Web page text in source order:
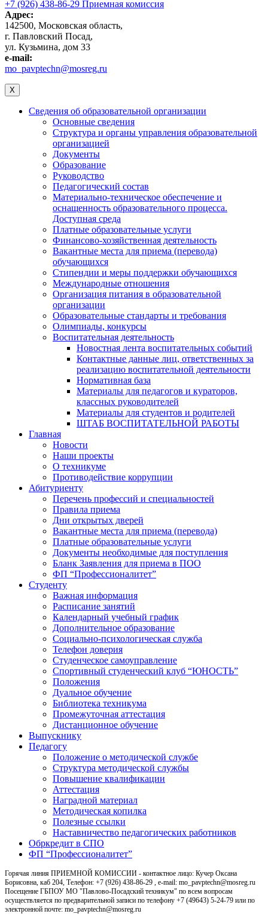
+7 (926) 438-86-29 Приемная комиссия
Адрес:
142500, Московская область,
г. Павловский Посад,
ул. Кузьмина, дом 33
e-mail:
mo_pavptechn@mosreg.ru
X
Сведения об образовательной организации
Основные сведения
Структура и органы управления образовательной
организацией
Документы
Образование
Руководство
Педагогический состав
Материально-техническое обеспечение и
оснащенность образовательного процесса.
Доступная среда
Платные образовательные услуги
Финансово-хозяйственная деятельность
Вакантные места для приема (перевода)
обучающихся
Стипендии и меры поддержки обучающихся
Международные отношения
Организация питания в образовательной
организации
Образовательные стандарты и требования
Олимпиады, конкурсы
Воспитательная деятельность
Новостная лента воспитательных событий
Контактные данные лиц, ответственных за
реализацию воспитательной деятельности
Нормативная база
Материалы для педагогов и кураторов,
классных руководителей
Материалы для студентов и родителей
ШТАБ ВОСПИТАТЕЛЬНОЙ РАБОТЫ
Главная
Новости
Наши проекты
О техникуме
Противодействие коррупции
Абитуриенту
Перечень профессий и специальностей
Правила приема
Дни открытых дверей
Вакантные места для приема (перевода)
Платные образовательные услуги
Документы необходимые для поступления
Бланк Заявления для приема в ПОО
ФП “Профессионалитет”
Студенту
Важная информация
Расписание занятий
Календарный учебный график
Дополнительное образование
Социально-психологическая служба
Телефон доверия
Студенческое самоуправление
Спортивный студенческий клуб “ЮНОСТЬ”
Положения
Дуальное обучение
Библиотека техникума
Промежуточная аттестация
Дистанционное обучение
Выпускнику
Педагогу
Положение о методической службе
Структура методической службы
Повышение квалификации
Аттестация
Наградной материал
Методическая копилка
Полезные ссылки
Наставничество педагогических работников
Обркредит в СПО
ФП “Профессионалитет”
Горячая линия ПРИЕМНОЙ КОМИССИИ - контактное лицо: Кучер Оксана
Борисовна, каб 204, Телефон: +7 (926) 438-86-29 , e-mail: mo_pavptechn@mosreg.ru
Посещение ГБПОУ МО "Павлово-Посадский техникум" по всем вопросам
осуществляется по предварительной записи по телефону +7 (49643) 5-24-79 или по
электронной почте: mo_pavptechn@mosreg.ru